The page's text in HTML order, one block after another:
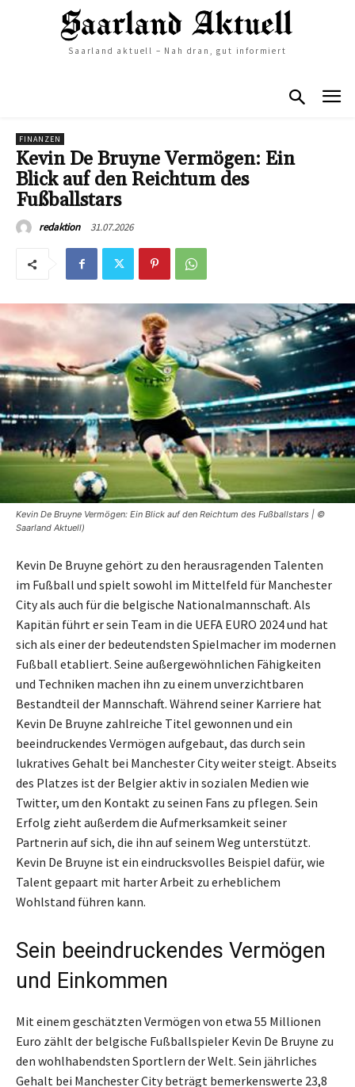
Saarland aktuell – Nah dran, gut informiert
FINANZEN
Kevin De Bruyne Vermögen: Ein
Blick auf den Reichtum des
Fußballstars
redaktion 31.07.2026
Kevin De Bruyne Vermögen: Ein Blick auf den Reichtum des Fußballstars | ©
Saarland Aktuell)
Kevin De Bruyne gehört zu den herausragenden Talenten
im Fußball und spielt sowohl im Mittelfeld für Manchester
City als auch für die belgische Nationalmannschaft. Als
Kapitän führt er sein Team in die UEFA EURO 2024 und hat
sich als einer der bedeutendsten Spielmacher im modernen
Fußball etabliert. Seine außergewöhnlichen Fähigkeiten
und Techniken machen ihn zu einem unverzichtbaren
Bestandteil der Mannschaft. Während seiner Karriere hat
Kevin De Bruyne zahlreiche Titel gewonnen und ein
beeindruckendes Vermögen aufgebaut, das durch sein
lukratives Gehalt bei Manchester City weiter steigt. Abseits
des Platzes ist der Belgier aktiv in sozialen Medien wie
Twitter, um den Kontakt zu seinen Fans zu pflegen. Sein
Erfolg zieht außerdem die Aufmerksamkeit seiner
Partnerin auf sich, die ihn auf seinem Weg unterstützt.
Kevin De Bruyne ist ein eindrucksvolles Beispiel dafür, wie
Talent gepaart mit harter Arbeit zu erheblichem
Wohlstand führen kann.
Sein beeindruckendes Vermögen
und Einkommen
Mit einem geschätzten Vermögen von etwa 55 Millionen
Euro zählt der belgische Fußballspieler Kevin De Bruyne zu
den wohlhabendsten Sportlern der Welt. Sein jährliches
Gehalt bei Manchester City beträgt bemerkenswerte 23,8